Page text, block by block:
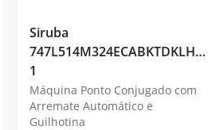
Siruba
747L514M324ECABKTDKLHD1-
1
Máquina Ponto Conjugado com
Arremate Automático e
Guilhotina